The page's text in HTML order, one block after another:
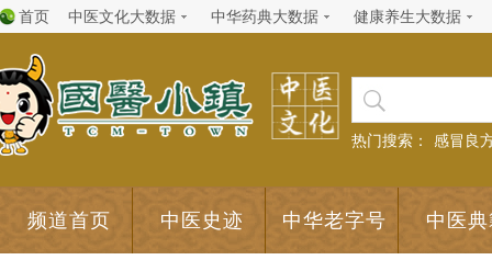
首页 中医文化大数据 中华药典大数据 健康养生大数据
热门搜索： 感冒良
频道首页 中医史迹 中华老字号 中医